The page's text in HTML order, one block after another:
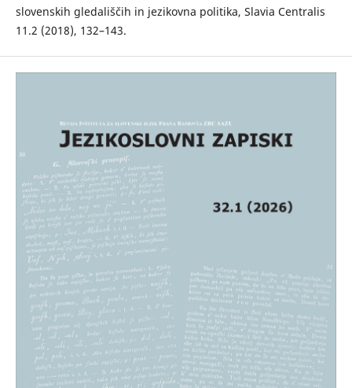
slovenskih gledališčih in jezikovna politika, Slavia Centralis
11.2 (2018), 132–143.